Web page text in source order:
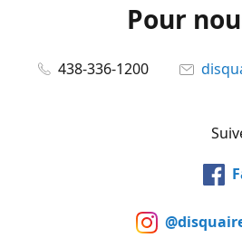
Pour
438-336-1200